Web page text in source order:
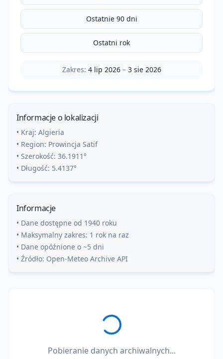
Ostatnie 90 dni
Ostatni rok
Zakres: 4 lip 2026– 3 sie 2026
Informacje o lokalizacji
• Kraj: Algieria
• Region: Prowincja Satif
• Szerokość: 36.1911°
• Długość: 5.4137°
Informacje
• Dane dostępne od 1940 roku
• Maksymalny zakres: 1 rok na raz
• Dane opóźnione o ~5 dni
• Źródło: Open-Meteo Archive API
Pobieranie danych archiwalnych...